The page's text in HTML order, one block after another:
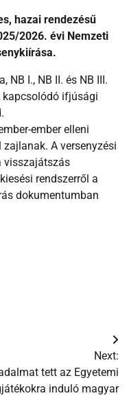
hazai rendezésű
2026. évi Nemzeti
NB I., NB II. és NB III.
ifjúsági
ember elleni
A versenyzési
visszajátszás
rendszerről a
dokumentumban
Next:
tett az Egyetemi
induló magyar